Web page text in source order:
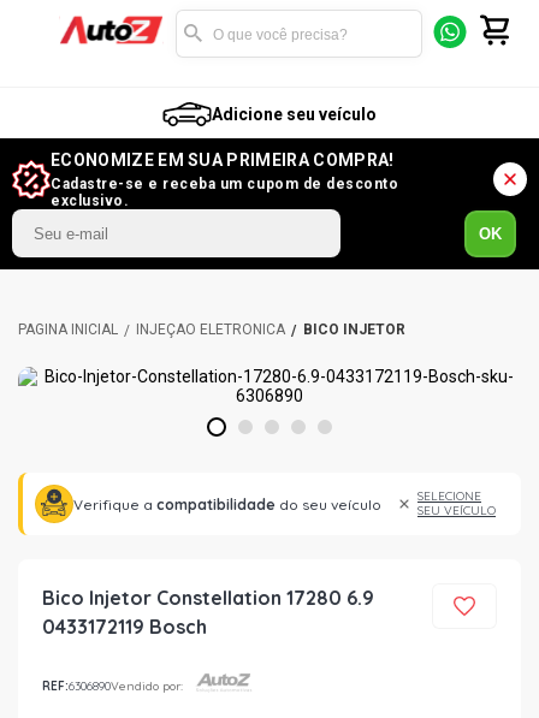
Adicione seu veículo
ECONOMIZE EM SUA PRIMEIRA COMPRA!
Cadastre-se e receba um cupom de desconto
exclusivo.
OK
INJEÇÃO ELETRÔNICA BICO INJETOR
1 2 3 4 5
Verifique a compatibilidade do seu veículo
SELECIONE
SEU VEÍCULO
Bico Injetor Constellation 17280 6.9
0433172119 Bosch
REF:6306890Vendido por: